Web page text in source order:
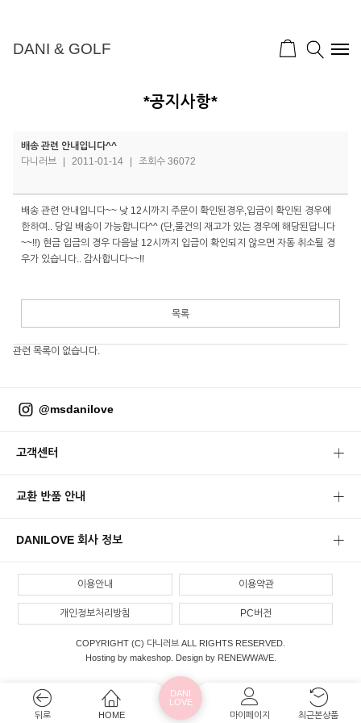
DANI & GOLF
*공지사항*
배송 관련 안내입니다^^
다니러브
2011-01-14 조회수 36072
배송 관련 안내입니다~~ 낮 12시까지 주문이 확인된경우,입금이 확인된 경우에
한하여.. 당일 배송이 가능합니다^^ (단,물건의 재고가 있는 경우에 해당된답니다
~~!!) 현금 입금의 경우 다음날 12시까지 입금이 확인되지 않으면 자동 취소될 경
우가 있습니다.. 감사합니다~~!!
목록
관련 목록이 없습니다.
뒤로 HOME
DANI
LOVE
마이페이지
최근본상품
@msdanilove
고객센터
교환 반품 안내
DANILOVE 회사 정보
이용안내 이용약관
개인정보처리방침 PC버전
COPYRIGHT (C) 다니러브 ALL RIGHTS RESERVED.
Hosting by makeshop. Design by RENEWWAVE.